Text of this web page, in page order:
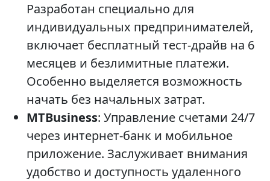
Разработан специально для
индивидуальных предпринимателей,
включает бесплатный тест-драйв на 6
месяцев и безлимитные платежи.
Особенно выделяется возможность
начать без начальных затрат.
MTBusiness: Управление счетами 24/7
через интернет-банк и мобильное
приложение. Заслуживает внимания
удобство и доступность удаленного